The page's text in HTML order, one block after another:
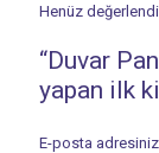
Henüz
“Duvar
yapan ilk
E-posta adresiniz